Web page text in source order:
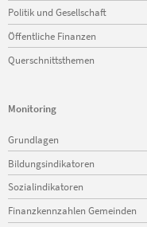
Politik und Gesellschaft
Öffentliche Finanzen
Querschnittsthemen
Monitoring
Navigation
überspringen
Grundlagen
Bildungsindikatoren
Sozialindikatoren
Finanzkennzahlen Gemeinden